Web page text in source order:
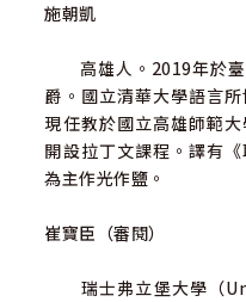
的含意與脈絡，令人興
施朝凱
高雄人。2019年於臺
爵。國立清華大學語言
現任教於國立高雄師範
開設拉丁文課程。譯有
為主作光作鹽。
崔寶臣（審閱）
瑞士弗立堡大學（